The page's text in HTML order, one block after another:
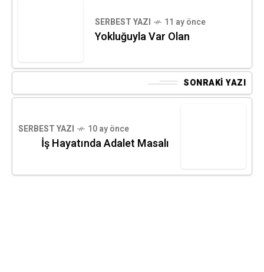
SERBEST YAZI 11 ay önce
Yokluğuyla Var Olan
SONRAKI YAZI
SERBEST YAZI 10 ay önce
İş Hayatında Adalet Masalı